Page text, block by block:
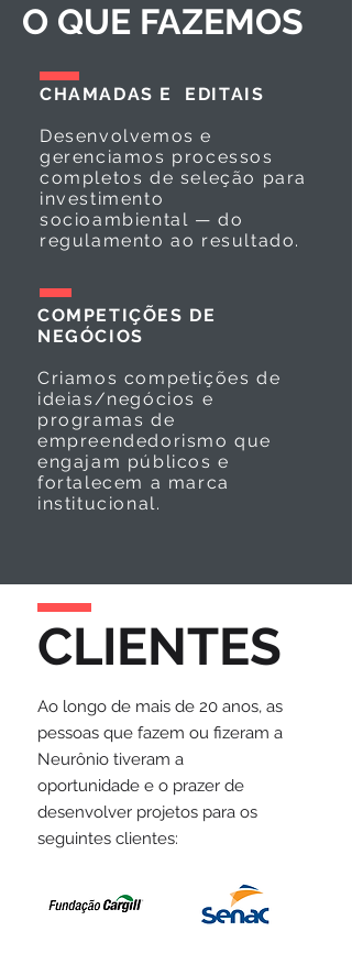
O QUE FAZEMOS
CHAMADAS E EDITAIS
Desenvolvemos e
gerenciamos processos
completos de seleção para
investimento
socioambiental — do
regulamento ao resultado.
COMPETIÇÕES DE
NEGÓCIOS
Criamos competições de
ideias/negócios e
programas de
empreendedorismo que
engajam públicos e
fortalecem a marca
institucional.
CLIENTES
Ao longo de mais de 20 anos, as
pessoas que fazem ou fizeram a
Neurônio tiveram a
oportunidade e o prazer de
desenvolver projetos para os
seguintes clientes: